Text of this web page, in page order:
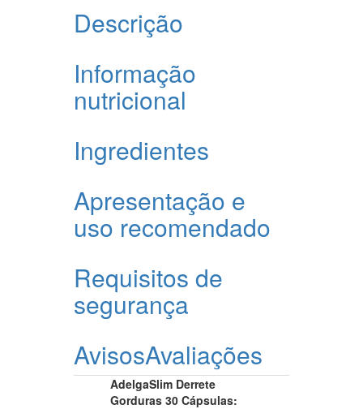
Descrição
Informação
nutricional
Ingredientes
Apresentação e
uso recomendado
Requisitos de
segurança
AvisosAvaliações
AdelgaSlim Derrete
Gorduras 30 Cápsulas: